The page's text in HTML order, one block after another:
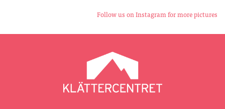
Follow us on Instagram for more pictures